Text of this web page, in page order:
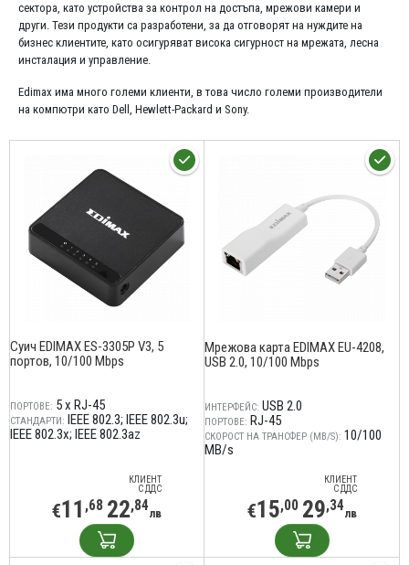
сектора, като устройства за контрол на достъпа, мрежови камери и
други. Тези продукти са разработени, за да отговорят на нуждите на
бизнес клиентите, като осигуряват висока сигурност на мрежата, лесна
инсталация и управление.
Edimax има много големи клиенти, в това число големи производители
на компютри като Dell, Hewlett-Packard и Sony.
Суич EDIMAX ES-3305P V3, 5
портов, 10/100 Mbps
ПОРТОВЕ: 5 x RJ-45
СТАНДАРТИ: IEEE 802.3; IEEE 802.3u;
IEEE 802.3x; IEEE 802.3az
КЛИЕНТ
С ДДС
€11 ,68 22,84лв
Мрежова карта EDIMAX EU-4208,
USB 2.0, 10/100 Mbps
ИНТЕРФЕЙС: USB 2.0
ПОРТОВЕ: RJ-45
СКОРОСТ НА ТРАНСФЕР (MB/S): 10/100
MB/s
КЛИЕНТ
С ДДС
€15,00 29,34лв